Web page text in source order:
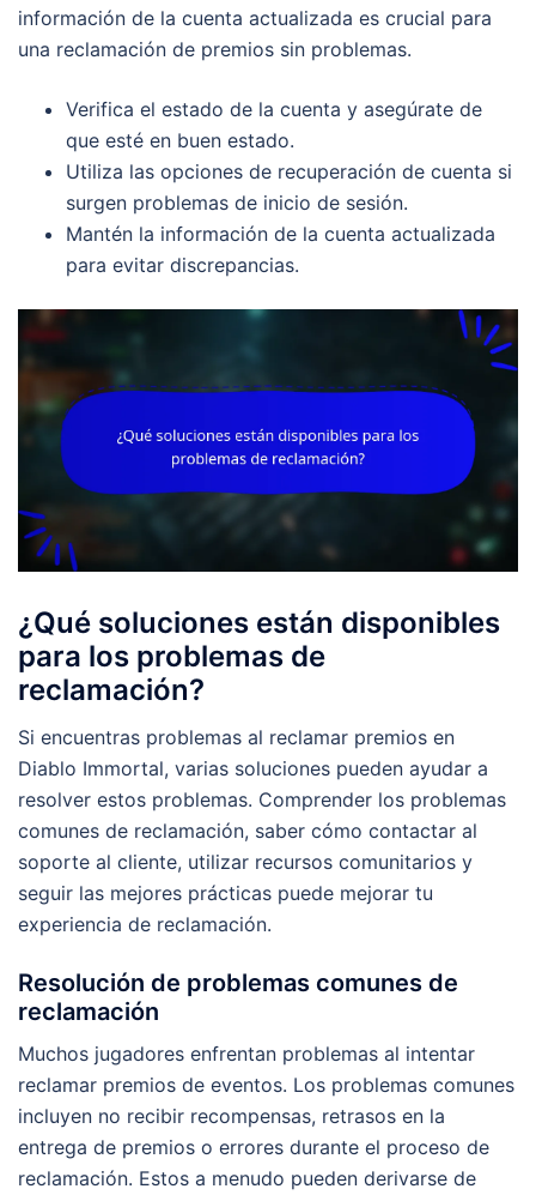
información de la cuenta actualizada es crucial para
una reclamación de premios sin problemas.
Verifica el estado de la cuenta y asegúrate de
que esté en buen estado.
Utiliza las opciones de recuperación de cuenta si
surgen problemas de inicio de sesión.
Mantén la información de la cuenta actualizada
para evitar discrepancias.
¿Qué soluciones están disponibles
para los problemas de
reclamación?
Si encuentras problemas al reclamar premios en
Diablo Immortal, varias soluciones pueden ayudar a
resolver estos problemas. Comprender los problemas
comunes de reclamación, saber cómo contactar al
soporte al cliente, utilizar recursos comunitarios y
seguir las mejores prácticas puede mejorar tu
experiencia de reclamación.
Resolución de problemas comunes de
reclamación
Muchos jugadores enfrentan problemas al intentar
reclamar premios de eventos. Los problemas comunes
incluyen no recibir recompensas, retrasos en la
entrega de premios o errores durante el proceso de
reclamación. Estos a menudo pueden derivarse de